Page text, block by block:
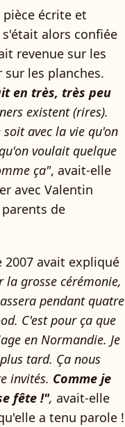
pièce écrite et
alors confiée
revenue sur les
les planches.
en très, très peu
existent (rires).
avec la vie qu'on
voulait quelque
ça", avait-elle
avec Valentin
de
2007 avait expliqué
la grosse cérémonie,
pendant quatre
C'est pour ça que
en Normandie. Je
tard. Ça nous
invités. Comme je
fête !", avait-elle
a tenu parole !